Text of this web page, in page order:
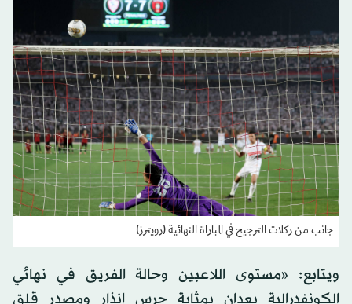
جانب من ركلات الترجيح في المباراة النهائية (رويترز)
ويتابع: «مستوى اللاعبين وحالة الفريق في نهائي
الكونفدرالية يعدان بمثابة جرس إنذار ومصدر قلق